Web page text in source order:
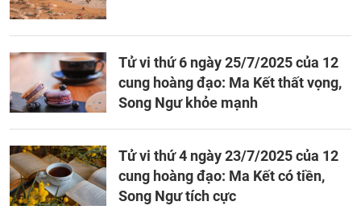
Tử vi thứ 6 ngày 25/7/2025 của 12
cung hoàng đạo: Ma Kết thất vọng,
Song Ngư khỏe mạnh
Tử vi thứ 4 ngày 23/7/2025 của 12
cung hoàng đạo: Ma Kết có tiền,
Song Ngư tích cực